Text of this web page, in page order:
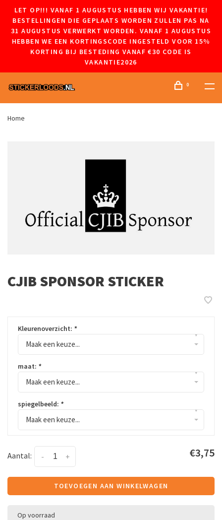
LET OP!!! VANAF 1 AUGUSTUS HEBBEN WIJ VAKANTIE!
BESTELLINGEN DIE GEPLAATS WORDEN ZULLEN PAS NA
31 AUGUSTUS VERWERKT WORDEN. VANAF 1 AUGUSTUS
HEBBEN WE EEN KORTINGSCODE INGESTELD VOOR 15%
KORTING BIJ BESTEDING VANAF €30 CODE IS
VAKANTIE2026
0
Home
CJIB SPONSOR STICKER
Kleurenoverzicht: *
Maak een keuze...
▾
maat: *
Maak een keuze...
▾
spiegelbeeld: *
Maak een keuze...
▾
Aantal: +
- €3,75
TOEVOEGEN AAN WINKELWAGEN
Op voorraad